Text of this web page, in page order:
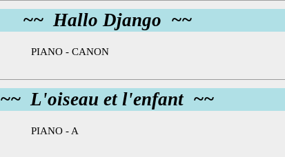
~~ Hallo Django ~~
PIANO - CANON
~~ L'oiseau et l'enfant ~~
PIANO - A